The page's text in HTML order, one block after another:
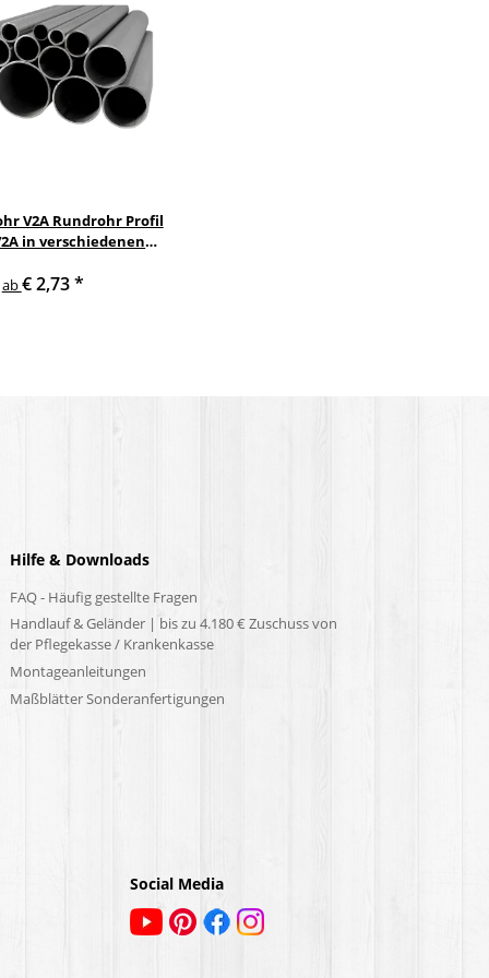
V2A Rundrohr Profil
in verschiedenen
ab€ 2,73*
Hilfe & Downloads
FAQ - Häufig gestellte Fragen
Handlauf & Geländer | bis zu 4.180 € Zuschuss von
der Pflegekasse / Krankenkasse
Montageanleitungen
Maßblätter Sonderanfertigungen
Social Media